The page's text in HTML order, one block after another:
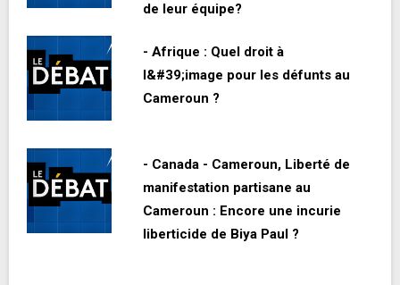
de leur équipe?
- Afrique : Quel droit à
l&#39;image pour les défunts au
Cameroun ?
- Canada - Cameroun, Liberté de
manifestation partisane au
Cameroun : Encore une incurie
liberticide de Biya Paul ?